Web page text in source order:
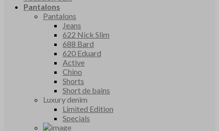
Pantalons
Pantalons
Jeans
622 Nick Slim
688 Bard
620 Eduard
Active
Chino
Shorts
Short de bains
Luxury denim
Limited Edition
Specials